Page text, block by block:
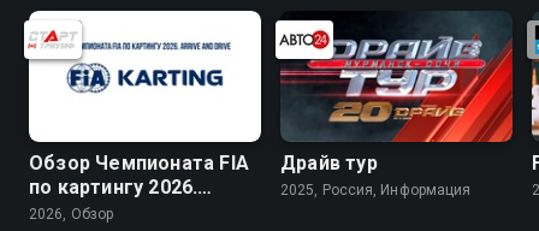
межпозвонковой грыжей
Обзор Чемпионата FIA
по картингу 2026.
Arrive and Drive
2026, Обзор
Драйв тур
2025, Россия, Информация